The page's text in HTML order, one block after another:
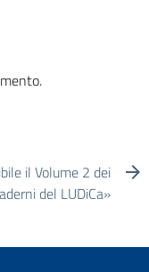
il Volume 2 dei
del LUDiCa»